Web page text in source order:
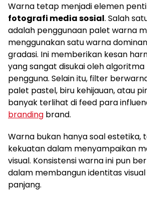
Warna tetap menjadi elemen
fotografi media sosial. Salah
adalah penggunaan palet warna
menggunakan satu warna
gradasi. Ini memberikan kesan
yang sangat disukai oleh
pengguna. Selain itu, filter
palet pastel, biru kehijauan, atau
banyak terlihat di feed para
branding brand.
Warna bukan hanya soal estetika,
kekuatan dalam menyampaikan
visual. Konsistensi warna ini pun
dalam membangun identitas
panjang.